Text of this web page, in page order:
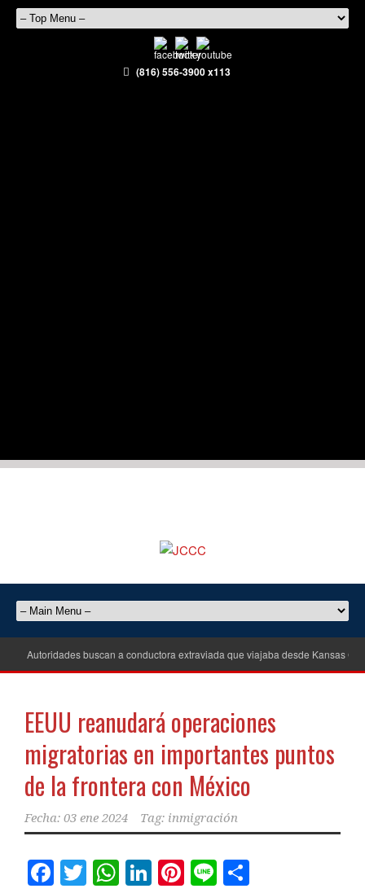
(816) 556-3900 x113
Autoridades buscan a conductora extraviada que viajaba desde Kansas City
EEUU reanudará operaciones
migratorias en importantes puntos
de la frontera con México
Fecha: 03 ene 2024 Tag: inmigración
Facebook
Twitter
WhatsApp
LinkedIn
Pinterest
Line